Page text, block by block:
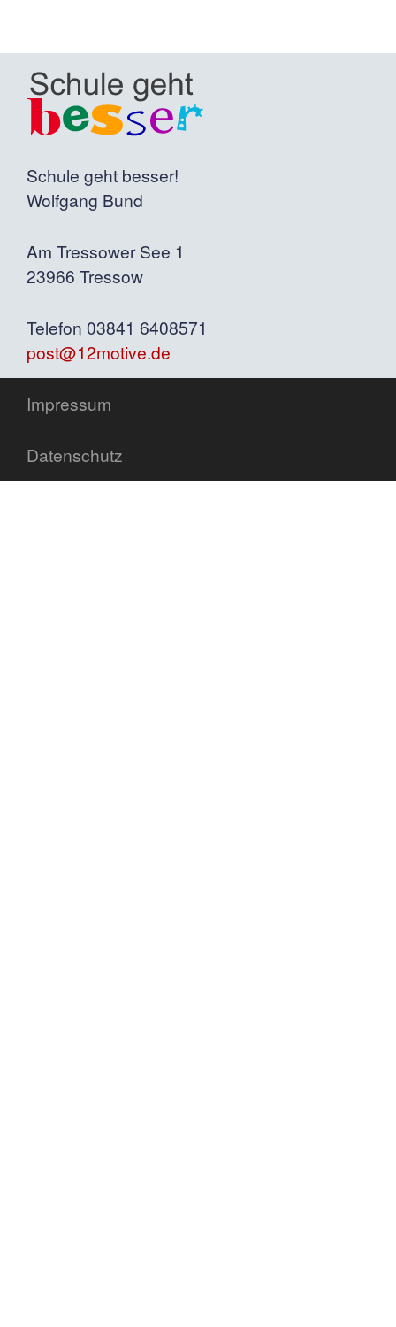
Schule geht besser!
Wolfgang Bund
Am Tressower See 1
23966 Tressow
Telefon 03841 6408571
post@12motive.de
Impressum
Datenschutz